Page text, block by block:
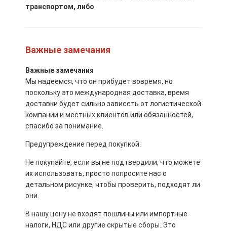
транспортом, либо
Важные замечания
Важные замечания
Мы надеемся, что он прибудет вовремя, но
поскольку это международная доставка, время
доставки будет сильно зависеть от логистической
компании и местных клиентов или обязанностей,
спасибо за понимание.
Предупреждение перед покупкой:
Не покупайте, если вы не подтвердили, что можете
их использовать, просто попросите нас о
детальном рисунке, чтобы проверить, подходят ли
они.
В нашу цену не входят пошлины или импортные
налоги, НДС или другие скрытые сборы. Это